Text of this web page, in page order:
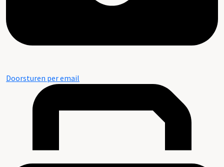
Doorsturen per email